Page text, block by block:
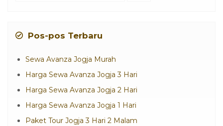
Pos-pos Terbaru
Sewa Avanza Jogja Murah
Harga Sewa Avanza Jogja 3 Hari
Harga Sewa Avanza Jogja 2 Hari
Harga Sewa Avanza Jogja 1 Hari
Paket Tour Jogja 3 Hari 2 Malam